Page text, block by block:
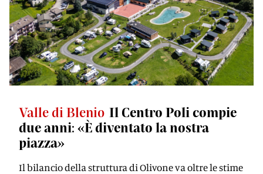
Valle di Blenio Il Centro Poli compie
due anni: «È diventato la nostra
piazza»
Il bilancio della struttura di Olivone va oltre le stime